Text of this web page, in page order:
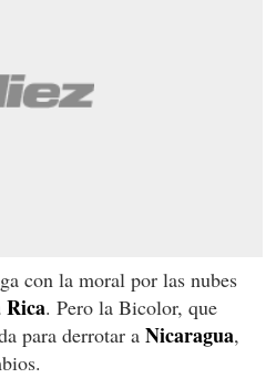
con la moral por las nubes
Rica. Pero la Bicolor, que
para derrotar a Nicaragua,